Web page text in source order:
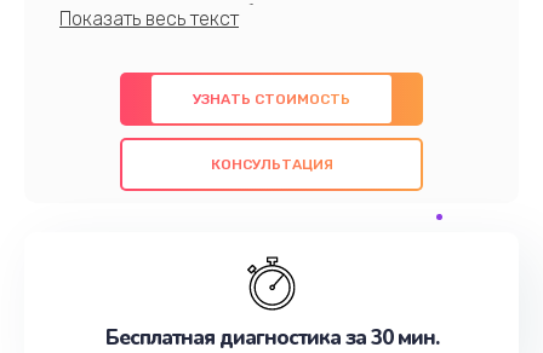
профессионалов с обширными знаниями и
предлагаем быстрый и качественный ремонт с
использованием оригинальных компонентов, а
также гарантируем качество всех
проведенных работ. Наша цель - предоставить
наилучшим образом. Не медлите записаться на
УЗНАТЬ СТОИМОСТЬ
КОНСУЛЬТАЦИЯ
Бесплатная диагностика за 30 мин.